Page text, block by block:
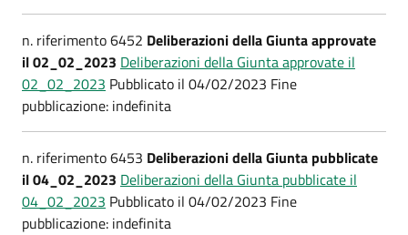
n. riferimento 6452 Deliberazioni della Giunta approvate
il 02_02_2023 Deliberazioni della Giunta approvate il
02_02_2023 Pubblicato il 04/02/2023 Fine
pubblicazione: indefinita
n. riferimento 6453 Deliberazioni della Giunta pubblicate
il 04_02_2023 Deliberazioni della Giunta pubblicate il
04_02_2023 Pubblicato il 04/02/2023 Fine
pubblicazione: indefinita